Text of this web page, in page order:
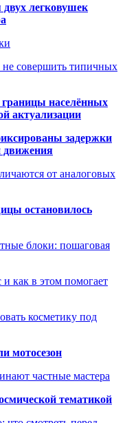
легковушек
не совершить типичных
населённых
актуализации
задержки
движения
от аналоговых
остановилось
блоки: пошаговая
как в этом помогает
косметику под
мотосезон
частные мастера
тематикой